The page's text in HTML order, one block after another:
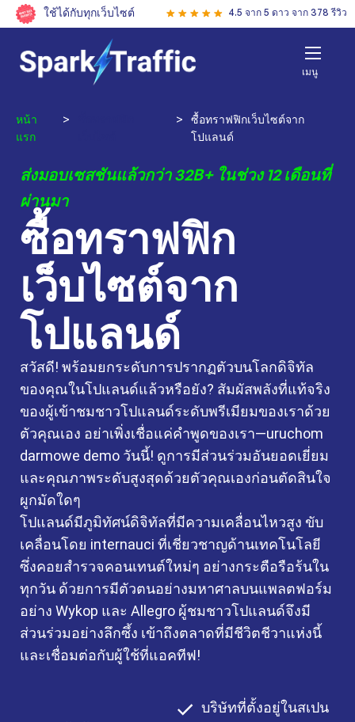
ใช้ได้กับทุกเว็บไซต์ 4.5 จาก 5 ดาว จาก 378 รีวิว
เมนู
หน้า
แรก
> >
ซื้อทราฟฟิกเว็บไซต์จาก
โปแลนด์
ส่งมอบเซสชันแล้วกว่า 32B+ ในช่วง 12 เดือนที่
ผ่านมา
ซื้อทราฟฟิก
เว็บไซต์จาก
โปแลนด์
สวัสดี! พร้อมยกระดับการปรากฏตัวบนโลกดิจิทัล
ของคุณในโปแลนด์แล้วหรือยัง? สัมผัสพลังที่แท้จริง
ของผู้เข้าชมชาวโปแลนด์ระดับพรีเมียมของเราด้วย
ตัวคุณเอง อย่าเพิ่งเชื่อแค่คำพูดของเรา—uruchom
darmowe demo วันนี้! ดูการมีส่วนร่วมอันยอดเยี่ยม
และคุณภาพระดับสูงสุดด้วยตัวคุณเองก่อนตัดสินใจ
ผูกมัดใดๆ
โปแลนด์มีภูมิทัศน์ดิจิทัลที่มีความเคลื่อนไหวสูง ขับ
เคลื่อนโดย internauci ที่เชี่ยวชาญด้านเทคโนโลยี
ซึ่งคอยสำรวจคอนเทนต์ใหม่ๆ อย่างกระตือรือร้นใน
ทุกวัน ด้วยการมีตัวตนอย่างมหาศาลบนแพลตฟอร์ม
อย่าง Wykop และ Allegro ผู้ชมชาวโปแลนด์จึงมี
ส่วนร่วมอย่างลึกซึ้ง เข้าถึงตลาดที่มีชีวิตชีวาแห่งนี้
และเชื่อมต่อกับผู้ใช้ที่แอคทีฟ!
บริษัทที่ตั้งอยู่ในสเปน